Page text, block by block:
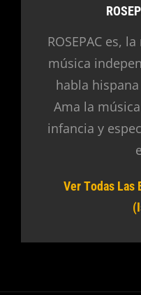
Autor:
ROSEPAC es,
música
habla hispana
Ama la
infancia y
Ver Todas Las